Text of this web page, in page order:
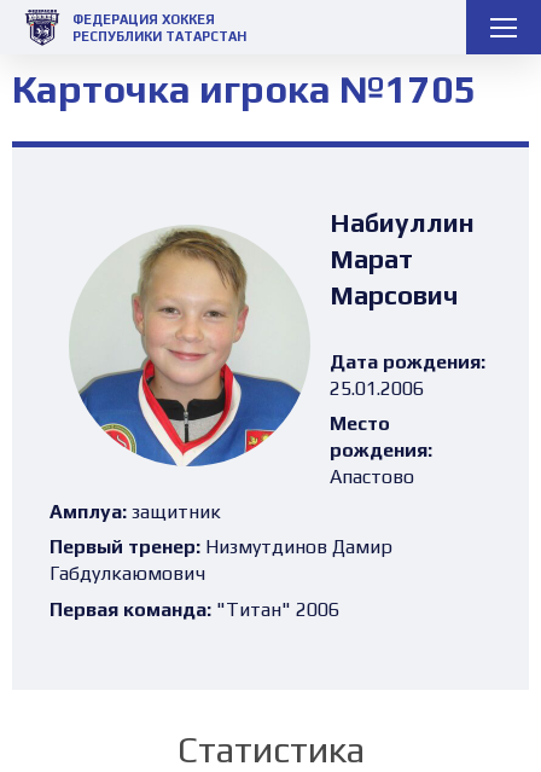
ФЕДЕРАЦИЯ ХОККЕЯ
РЕСПУБЛИКИ ТАТАРСТАН
Карточка игрока №1705
Набиуллин
Марат
Марсович
Дата рождения:
25.01.2006
Место
рождения:
Апастово
Амплуа: защитник
Первый тренер: Низмутдинов Дамир
Габдулкаюмович
Первая команда: "Титан" 2006
Статистика